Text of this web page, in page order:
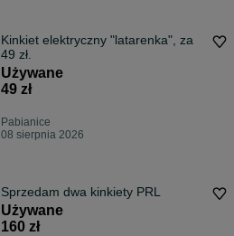
Kinkiet elektryczny "latarenka", za
49 zł.
Używane
49 zł
Pabianice
08 sierpnia 2026
Sprzedam dwa kinkiety PRL
Używane
160 zł